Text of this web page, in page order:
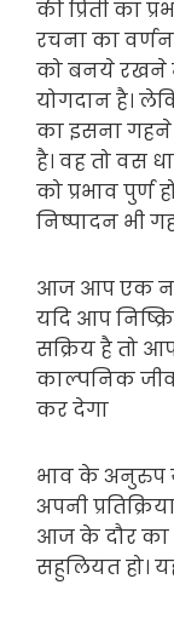
की प्रिती का
रचना का
को बनये रखने
योगदान है।
का इसना
है। वह तो वस
को प्रभाव पुर्ण
निष्पादन भी
आज आप एक
यदि आप
सक्रिय है तो
काल्पनिक
कर देगा
भाव के अनुरुप
अपनी
आज के दौर
सहुलियत हो।